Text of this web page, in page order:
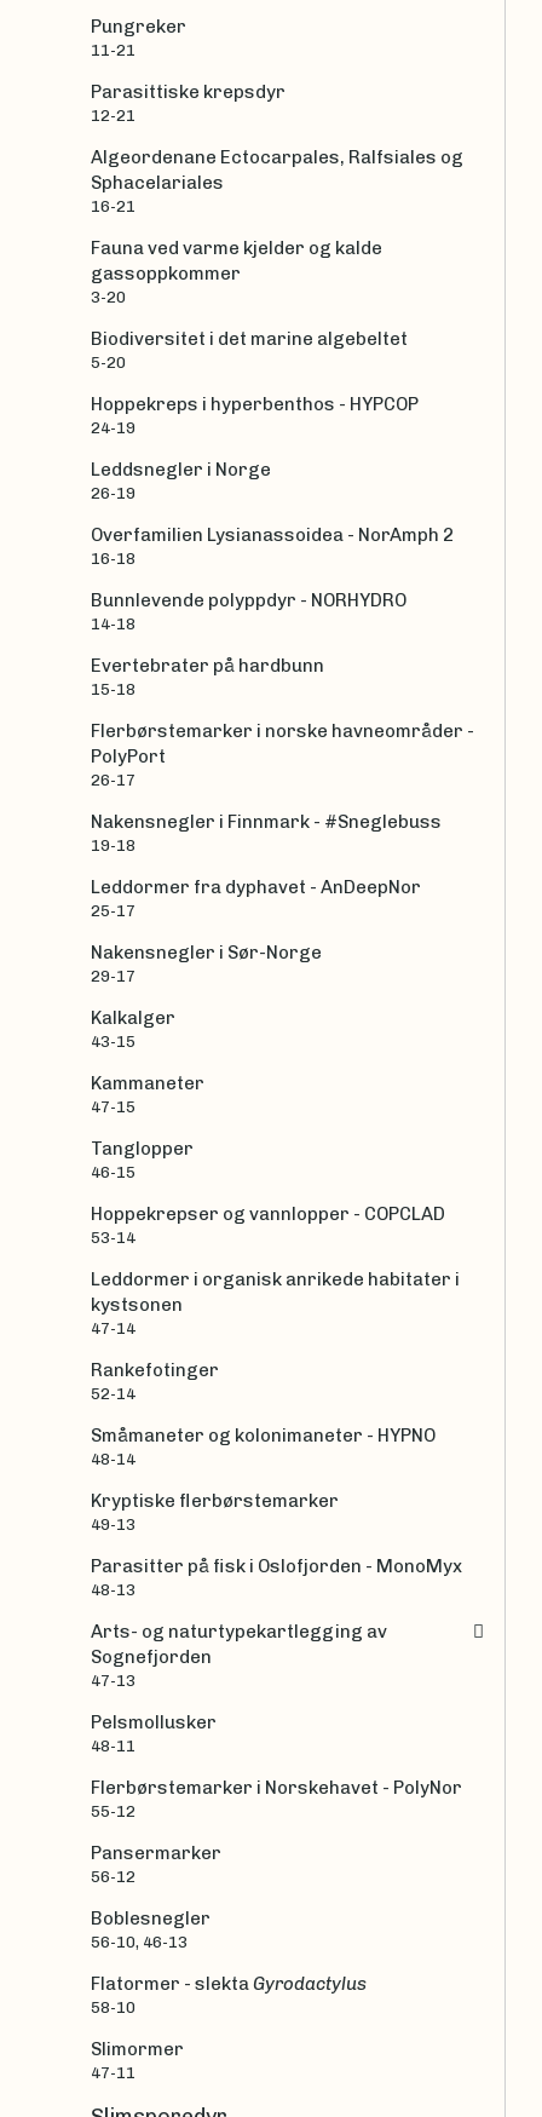
Pungreker
11-21
Parasittiske krepsdyr
12-21
Algeordenane Ectocarpales, Ralfsiales og
Sphacelariales
16-21
Fauna ved varme kjelder og kalde
gassoppkommer
3-20
Biodiversitet i det marine algebeltet
5-20
Hoppekreps i hyperbenthos - HYPCOP
24-19
Leddsnegler i Norge
26-19
Overfamilien Lysianassoidea - NorAmph 2
16-18
Bunnlevende polyppdyr - NORHYDRO
14-18
Evertebrater på hardbunn
15-18
Flerbørstemarker i norske havneområder -
PolyPort
26-17
Nakensnegler i Finnmark - #Sneglebuss
19-18
Leddormer fra dyphavet - AnDeepNor
25-17
Nakensnegler i Sør-Norge
29-17
Kalkalger
43-15
Kammaneter
47-15
Tanglopper
46-15
Hoppekrepser og vannlopper - COPCLAD
53-14
Leddormer i organisk anrikede habitater i
kystsonen
47-14
Rankefotinger
52-14
Småmaneter og kolonimaneter - HYPNO
48-14
Kryptiske flerbørstemarker
49-13
Parasitter på fisk i Oslofjorden - MonoMyx
48-13
Arts- og naturtypekartlegging av
Sognefjorden
47-13
Pelsmollusker
48-11
Flerbørstemarker i Norskehavet - PolyNor
55-12
Pansermarker
56-12
Boblesnegler
56-10, 46-13
Flatormer - slektaGyrodactylus
58-10
Slimormer
47-11